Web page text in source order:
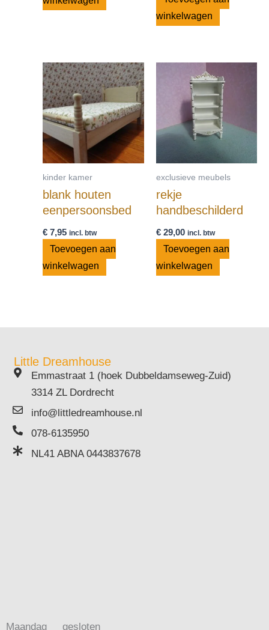
winkelwagen
kinder kamer
blank houten
eenpersoonsbed
€ 7,95 incl. btw
Toevoegen aan
winkelwagen
exclusieve meubels
rekje
handbeschilderd
€29,00 incl. btw
Toevoegen aan
winkelwagen
Little Dreamhouse
Emmastraat 1 (hoek Dubbeldamseweg-Zuid)
3314 ZL Dordrecht
info@littledreamhouse.nl
078-6135950
NL41 ABNA 0443837678
Maandag gesloten